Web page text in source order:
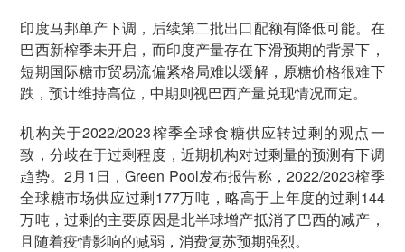
印度马邦单产下调，后续第二批出口配额有降低可能。在
巴西新榨季未开启，而印度产量存在下滑预期的背景下，
短期国际糖市贸易流偏紧格局难以缓解，原糖价格很难下
跌，预计维持高位，中期则视巴西产量兑现情况而定。
机构关于2022/2023榨季全球食糖供应转过剩的观点一
致，分歧在于过剩程度，近期机构对过剩量的预测有下调
趋势。2月1日，Green Pool发布报告称，2022/2023榨季
全球糖市场供应过剩177万吨，略高于上年度的过剩144
万吨，过剩的主要原因是北半球增产抵消了巴西的减产，
且随着疫情影响的减弱，消费复苏预期强烈。